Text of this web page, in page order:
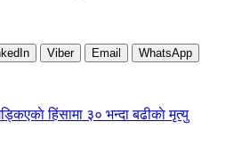
Viber Email WhatsApp
हिंसामा ३० भन्दा बढीकाे मृत्यु